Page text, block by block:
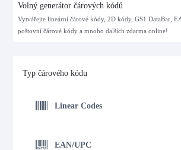
Volný generátor čárových kódů
Vytvářejte lineární čárové kódy, 2D kódy, GS1 DataBar,
poštovní čárové kódy a mnoho dalších zdarma online!
Typ čárového kódu
Linear Codes
EAN/UPC